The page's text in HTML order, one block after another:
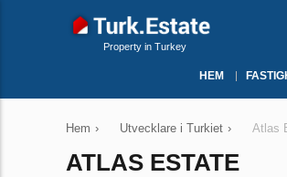
Property in Turkey
HEM
Hem › Utvecklare i Turkiet › Atlas
ATLAS ESTATE